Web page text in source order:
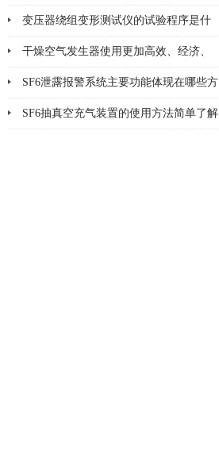
了吗
变压器绕组变形测试仪的试验程序是什
么
干燥空气发生器使用更加高效、经济、
安全、环保
SF6泄露报警系统主要功能体现在哪些方
面
SF6抽真空充气装置的使用方法简单了解